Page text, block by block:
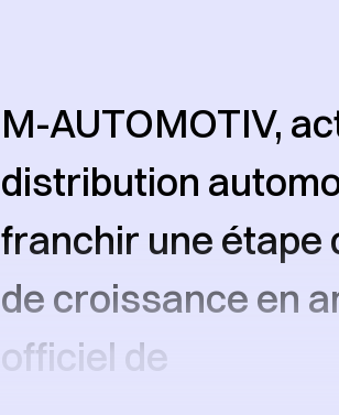
M-AUTOMOTIV,
distribution
franchir une étape
de croissance en
officiel de